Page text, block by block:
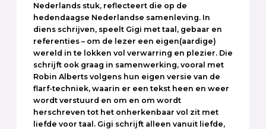
Nederlands stuk, reflecteert die op de
hedendaagse Nederlandse samenleving. In
diens schrijven, speelt Gigi met taal, gebaar en
referenties – om de lezer een eigen(aardige)
wereld in te lokken vol verwarring en plezier. Die
schrijft ook graag in samenwerking, vooral met
Robin Alberts volgens hun eigen versie van de
flarf-techniek, waarin er een tekst heen en weer
wordt verstuurd en om en om wordt
herschreven tot het onherkenbaar vol zit met
liefde voor taal. Gigi schrijft alleen vanuit liefde,